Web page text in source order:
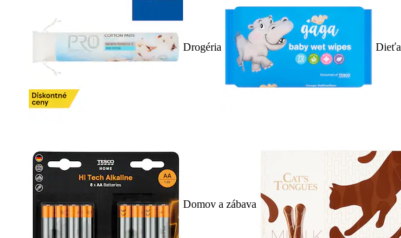
Drogéria Dieťa
Domov a zábava